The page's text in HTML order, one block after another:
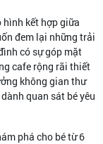
kết hợp giữa
đem lại những trải
có sự góp mặt
cafe rộng rãi thiết
không gian thư
quan sát bé yêu
phá cho bé từ 6